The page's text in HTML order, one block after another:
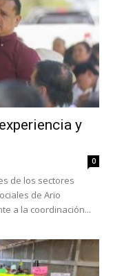
y
0
de los sectores
de Ario
a la coordinación...